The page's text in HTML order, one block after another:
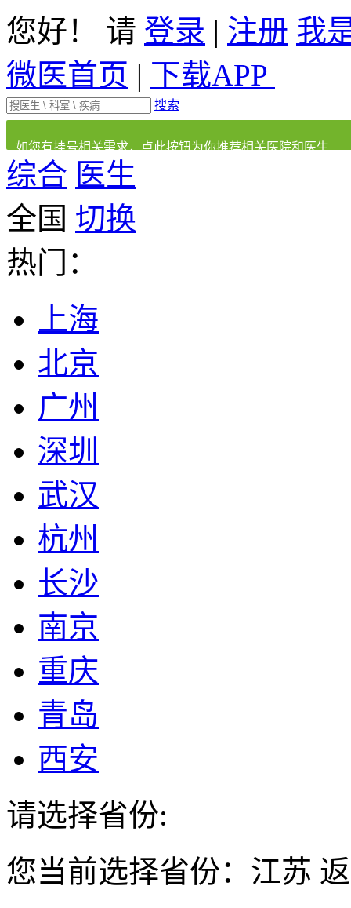
您好！ 请 登录 | 注册 我
微医首页 | 下载APP
搜索
如您有挂号相关需求，点此按钮为你推荐相关医院和医生
综合 医生
全国 切换
热门：
上海
北京
广州
深圳
武汉
杭州
长沙
南京
重庆
青岛
西安
请选择省份:
您当前选择省份： 江苏